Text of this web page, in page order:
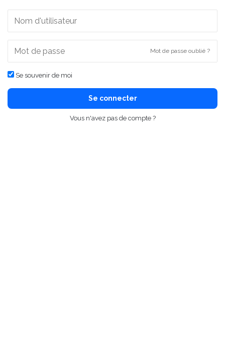
Mot de passe oublié ?
Se souvenir de moi
Se connecter
Vous n'avez pas de compte ?